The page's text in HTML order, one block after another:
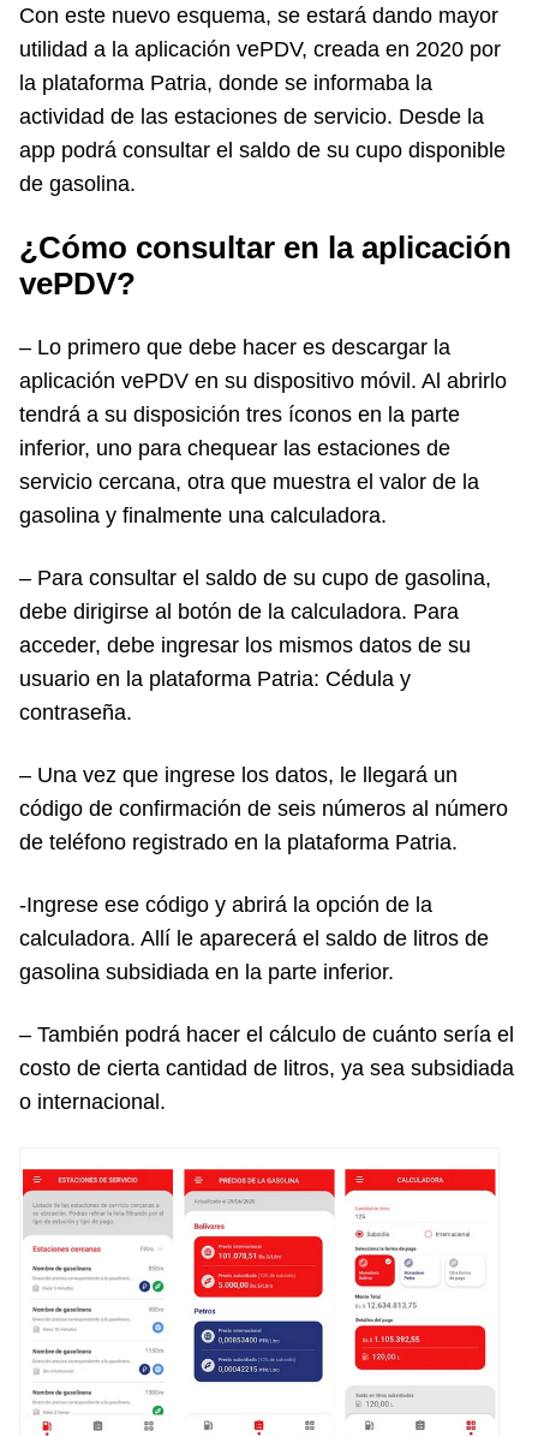
Con este nuevo esquema, se estará dando mayor
utilidad a la aplicación vePDV, creada en 2020 por
la plataforma Patria, donde se informaba la
actividad de las estaciones de servicio. Desde la
app podrá consultar el saldo de su cupo disponible
de gasolina.
¿Cómo consultar en la aplicación
vePDV?
– Lo primero que debe hacer es descargar la
aplicación vePDV en su dispositivo móvil. Al abrirlo
tendrá a su disposición tres íconos en la parte
inferior, uno para chequear las estaciones de
servicio cercana, otra que muestra el valor de la
gasolina y finalmente una calculadora.
– Para consultar el saldo de su cupo de gasolina,
debe dirigirse al botón de la calculadora. Para
acceder, debe ingresar los mismos datos de su
usuario en la plataforma Patria: Cédula y
contraseña.
– Una vez que ingrese los datos, le llegará un
código de confirmación de seis números al número
de teléfono registrado en la plataforma Patria.
-Ingrese ese código y abrirá la opción de la
calculadora. Allí le aparecerá el saldo de litros de
gasolina subsidiada en la parte inferior.
– También podrá hacer el cálculo de cuánto sería el
costo de cierta cantidad de litros, ya sea subsidiada
o internacional.